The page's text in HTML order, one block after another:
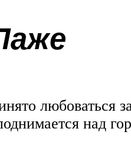
любоваться
над